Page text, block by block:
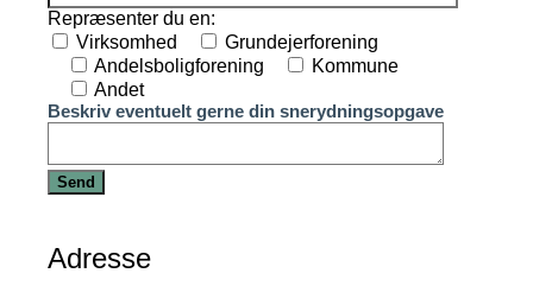
Repræsenter du en:
Virksomhed
Grundejerforening
Andelsboligforening
Kommune
Andet
Beskriv eventuelt gerne din snerydningsopgave
Adresse